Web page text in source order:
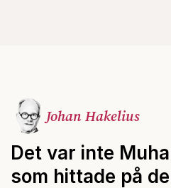
Johan Hakelius
Det var inte
som hittade på